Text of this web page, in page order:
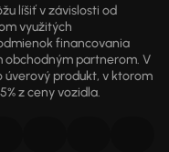
líšiť v závislosti od
využitých
financovania
obchodným partnerom. V
úverový produkt, v ktorom
z ceny vozidla.